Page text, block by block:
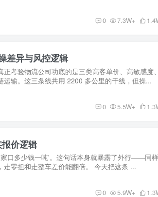
0 7.3W+
差异与风控逻辑
考验物流公司功底的是三类高客单价、高敏感度、
输。这三条线共用 2200 多公里的干线，但操...
0 5.5W+
价逻辑
口多少钱一吨'。这句话本身就暴露了外行——同
零担和走整车差价能翻倍。 今天把这条 ...
0 5.9W+